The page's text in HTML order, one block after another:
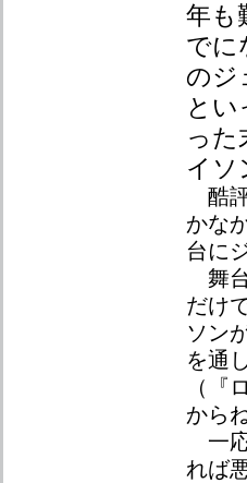
年も
でに
のジ
と
った
イソ
酷
かな
台に
舞
だけ
ソン
を通
（『
から
一
れば